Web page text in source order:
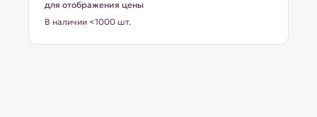
для отображения цены
В наличии <1000 шт.